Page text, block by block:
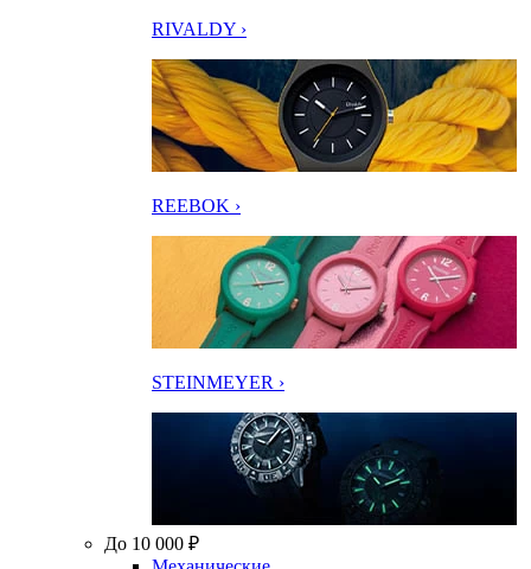
RIVALDY ›
REEBOK ›
STEINMEYER ›
До 10 000 ₽